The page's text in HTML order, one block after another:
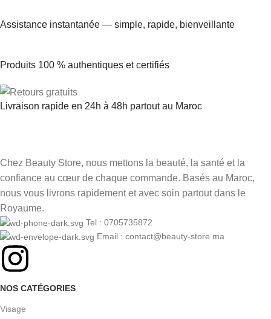
Assistance instantanée — simple, rapide, bienveillante
Produits 100 % authentiques et certifiés
Livraison rapide en 24h à 48h partout au Maroc
Chez Beauty Store, nous mettons la beauté, la santé et la
confiance au cœur de chaque commande. Basés au Maroc,
nous vous livrons rapidement et avec soin partout dans le
Royaume.
Tel : 0705735872
Email : contact@beauty-store.ma
NOS CATÉGORIES
Visage